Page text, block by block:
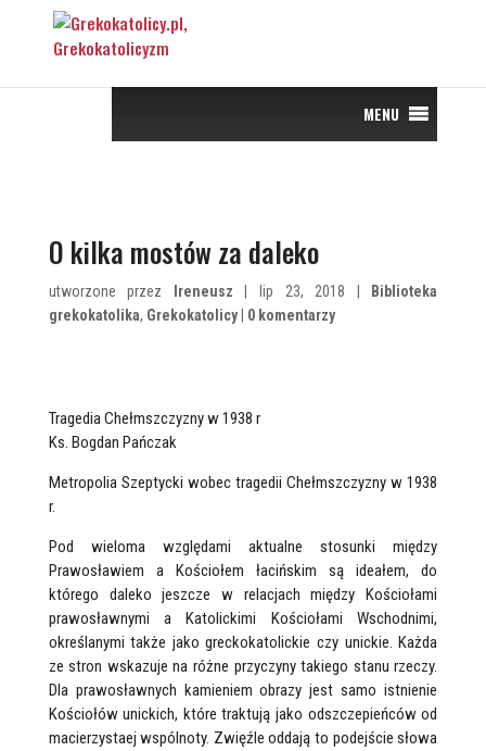
MENU
O kilka mostów za daleko
utworzone przez Ireneusz | lip 23, 2018 |
Biblioteka
grekokatolika, Grekokatolicy| 0 komentarzy
Tragedia Chełmszczyzny w 1938 r
Ks. Bogdan Pańczak
Metropolia Szeptycki wobec tragedii Chełmszczyzny w 1938
r.
Pod wieloma względami aktualne stosunki między
Prawosławiem a Kościołem łacińskim są ideałem, do
którego daleko jeszcze w relacjach między Kościołami
prawosławnymi a Katolickimi Kościołami Wschodnimi,
określanymi także jako greckokatolickie czy unickie. Każda
ze stron wskazuje na różne przyczyny takiego stanu rzeczy.
Dla prawosławnych kamieniem obrazy jest samo istnienie
Kościołów unickich, które traktują jako odszczepieńców od
macierzystaej wspólnoty. Zwięźle oddają to podejście słowa